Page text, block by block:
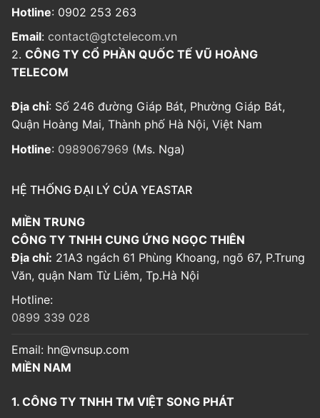
Hotline: 0902 253 263
Email: contact@gtctelecom.vn
2. CÔNG TY CỔ PHẦN QUỐC TẾ VŨ HOÀNG
TELECOM
Địa chỉ: Số 246 đường Giáp Bát, Phường Giáp Bát,
Quận Hoàng Mai, Thành phố Hà Nội, Việt Nam
Hotline: 0989067969 (Ms. Nga)
HỆ THỐNG ĐẠI LÝ CỦA YEASTAR
MIỀN TRUNG
CÔNG TY TNHH CUNG ỨNG NGỌC THIÊN
Địa chỉ: 21A3 ngách 61 Phùng Khoang, ngõ 67, P.Trung
Văn, quận Nam Từ Liêm, Tp.Hà Nội
Hotline:
0899 339 028
Email: hn@vnsup.com
MIỀN NAM
1. CÔNG TY TNHH TM VIỆT SONG PHÁT